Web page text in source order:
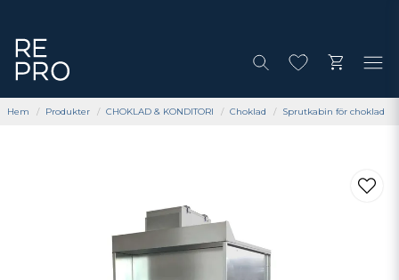
Hem Produkter CHOKLAD & KONDITORI Choklad Sprutkabin för choklad